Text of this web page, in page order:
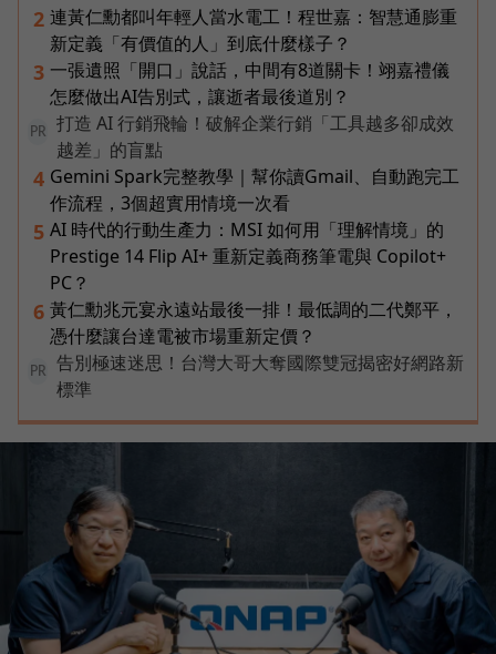
2 連黃仁勳都叫年輕人當水電工！程世嘉：智慧通膨重
新定義「有價值的人」到底什麼樣子？
3 一張遺照「開口」說話，中間有8道關卡！翊嘉禮儀
怎麼做出AI告別式，讓逝者最後道別？
PR
打造 AI 行銷飛輪！破解企業行銷「工具越多卻成效
越差」的盲點
4 Gemini Spark完整教學｜幫你讀Gmail、自動跑完工
作流程，3個超實用情境一次看
5 AI 時代的行動生產力：MSI 如何用「理解情境」的
Prestige 14 Flip AI+ 重新定義商務筆電與 Copilot+
PC？
6 黃仁勳兆元宴永遠站最後一排！最低調的二代鄭平，
憑什麼讓台達電被市場重新定價？
PR
告別極速迷思！台灣大哥大奪國際雙冠揭密好網路新
標準